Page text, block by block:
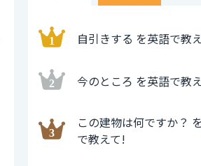
自引きする を英語で教
今のところ を英語で教
この建物は何ですか？
で教えて!